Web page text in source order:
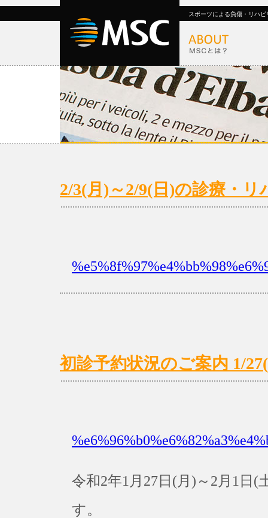
スポーツによる負傷・リハ
2/3(月)～2/9(日)の診療・
初診予約状況のご案内 1/
令和2年1月27日(月)～2月1日
す。